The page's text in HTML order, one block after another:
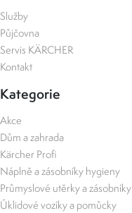
Služby
Půjčovna
Servis KÄRCHER
Kontakt
Kategorie
Akce
Dům a zahrada
Kärcher Profi
Náplně a zásobníky hygieny
Průmyslové utěrky a zásobníky
Úklidové vozíky a pomůcky